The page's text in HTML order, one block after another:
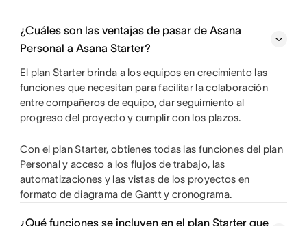
¿Cuáles son las ventajas de pasar de Asana
Personal a Asana Starter?
El plan Starter brinda a los equipos en crecimiento las
funciones que necesitan para facilitar la colaboración
entre compañeros de equipo, dar seguimiento al
progreso del proyecto y cumplir con los plazos.
Con el plan Starter, obtienes todas las funciones del plan
Personal y acceso a los flujos de trabajo, las
automatizaciones y las vistas de los proyectos en
formato de diagrama de Gantt y cronograma.
¿Qué funciones se incluyen en el plan Starter que